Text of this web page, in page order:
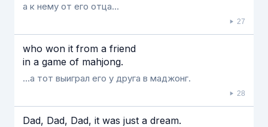
а к нему от его отца...
27
who won it from a friend
in a game of mahjong.
...а тот выиграл его у друга в маджонг.
28
Dad, Dad, Dad, it was just a dream.